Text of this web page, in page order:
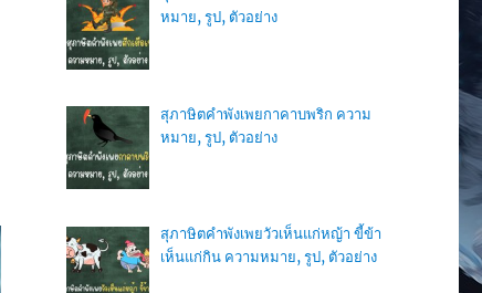
หมาย, รูป, ตัวอย่าง
สุภาษิตคำพังเพยกาคาบพริก ความ
หมาย, รูป, ตัวอย่าง
สุภาษิตคำพังเพยวัวเห็นแก่หญ้า ขี้ข้า
เห็นแก่กิน ความหมาย, รูป, ตัวอย่าง